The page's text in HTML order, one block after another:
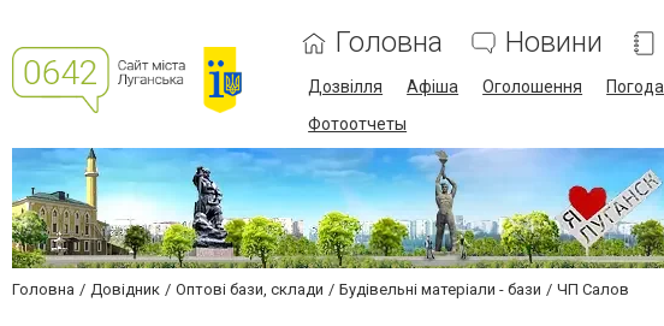
Головна Новини
Дозвілля Афіша Оголошення Погода
Фотоотчеты
Головна Довідник Оптові бази, склади Будівельні матеріали - бази ЧП Салов